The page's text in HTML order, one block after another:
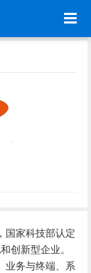
国家科技部认定
创新型企业。
业务与终端、系